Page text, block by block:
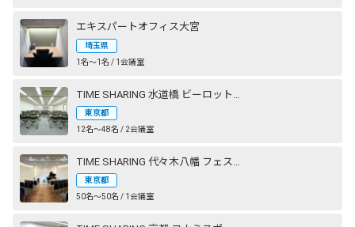
エキスパートオフィス大宮
埼玉県
1名〜1名 / 1会議室
東京都
12名〜48名 / 2会議室
東京都
50名〜50名 / 1会議室